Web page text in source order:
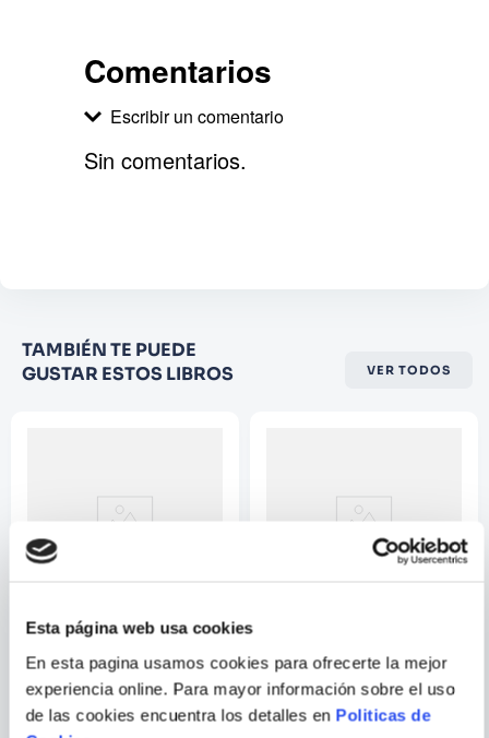
Esta página web usa cookies
En esta pagina usamos cookies para ofrecerte la mejor
experiencia online. Para mayor información sobre el uso
de las cookies encuentra los detalles en Politicas de
Comentarios
Escribir un comentario
Califique el producto de 1 a 5
estrellas
Correo electrónico
Sin comentarios.
TAMBIÉN TE PUEDE
GUSTAR ESTOS LIBROS
VER TODOS
MARIO MENDOZA
EL ROBO
JOHN CARLIN
MANDELA Y EL GENERAL